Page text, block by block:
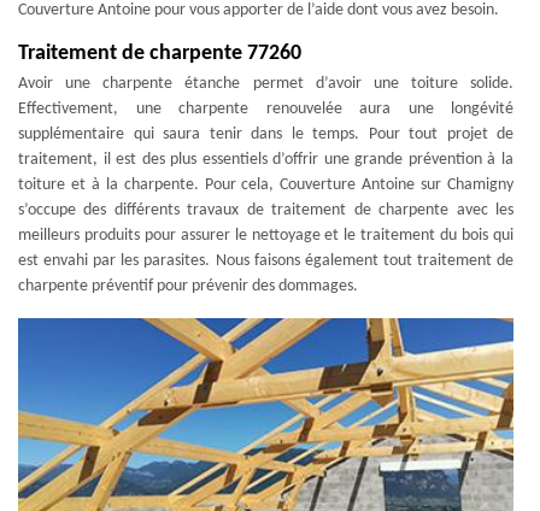
Couverture Antoine pour vous apporter de l’aide dont vous avez besoin.
Traitement de charpente 77260
Avoir une charpente étanche permet d’avoir une toiture solide.
Effectivement, une charpente renouvelée aura une longévité
supplémentaire qui saura tenir dans le temps. Pour tout projet de
traitement, il est des plus essentiels d’offrir une grande prévention à la
toiture et à la charpente. Pour cela, Couverture Antoine sur Chamigny
s’occupe des différents travaux de traitement de charpente avec les
meilleurs produits pour assurer le nettoyage et le traitement du bois qui
est envahi par les parasites. Nous faisons également tout traitement de
charpente préventif pour prévenir des dommages.